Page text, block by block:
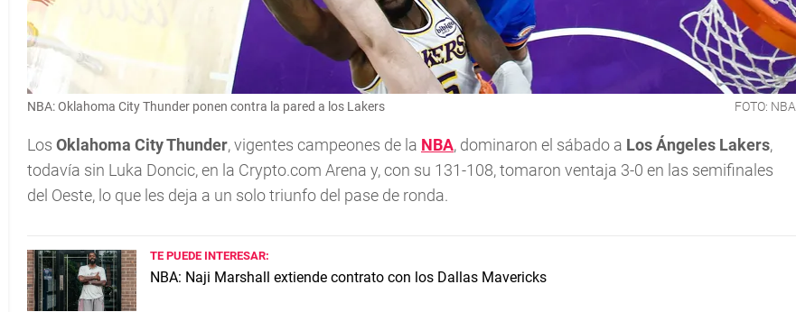
NBA: Oklahoma City Thunder ponen contra la pared a los Lakers FOTO: NBA
Los Oklahoma City Thunder, vigentes campeones de la NBA, dominaron el sábado a Los Ángeles Lakers,
todavía sin Luka Doncic, en la Crypto.com Arena y, con su 131-108, tomaron ventaja 3-0 en las semifinales
del Oeste, lo que les deja a un solo triunfo del pase de ronda.
TE PUEDE INTERESAR:
NBA: Naji Marshall extiende contrato con los Dallas Mavericks